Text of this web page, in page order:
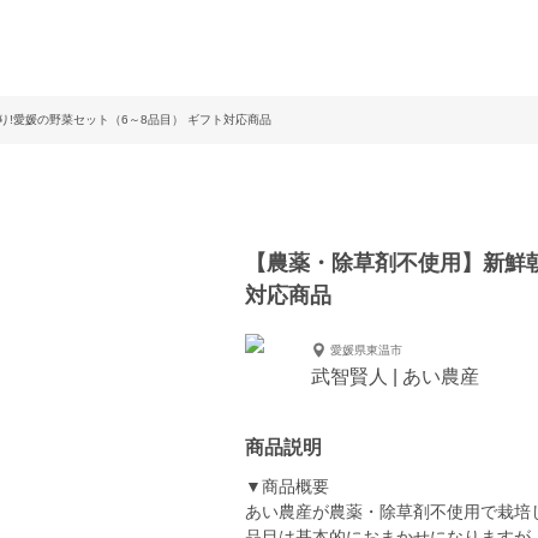
!愛媛の野菜セット（6～8品目） ギフト対応商品
【農薬・除草剤不使用】新
対応商品
愛媛県東温市
武智賢人 | あい農産
商品説明
▼商品概要
あい農産が農薬・除草剤不使用で栽